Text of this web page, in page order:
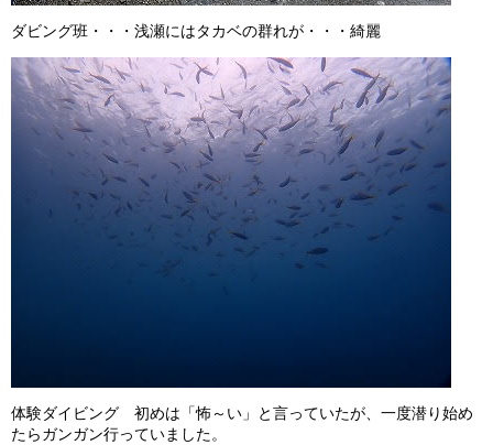
ダビング班・・・浅瀬にはタカベの群れが・・・綺麗
体験ダイビング 初めは「怖～い」と言っていたが、一度潜り始め
たらガンガン行っていました。